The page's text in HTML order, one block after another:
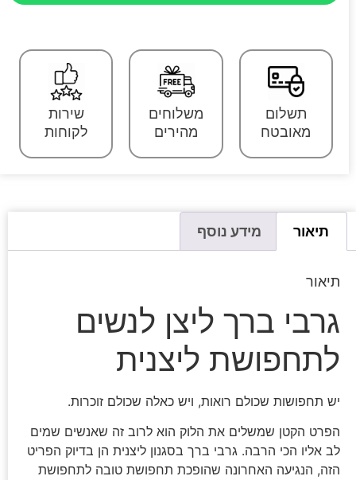
תשלום
מאובטח
משלוחים
מהירים
שירות
לקוחות
תיאור מידע נוסף
תיאור
גרבי ברך ליצן לנשים
לתחפושת ליצנית
יש תחפושות שכולם רואות, ויש כאלה שכולם זוכרות.
הפרט הקטן שמשלים את הלוק הוא לרוב זה שאנשים שמים
לב אליו הכי הרבה. גרבי ברך בסגנון ליצנית הן בדיוק הפריט
הזה, הנגיעה האחרונה שהופכת תחפושת טובה לתחפושת